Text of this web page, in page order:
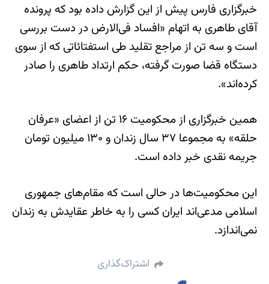
خبرگزاری فارس پيش از اين گزارش داده بود که پرونده
آقای طاهری به اتهام «افساد فی‌الارض در دست بررسی
است و سه تن از مراجع تقليد طی استفتائاتی که از سوی
دستگاه قضا صورت گرفته، حکم ارتداد طاهری را صادر
کرده‌اند».
همين خبرگزاری از محکوميت ۱۶ تن از اعضای «عرفان
حلقه» به مجموعا ۳۷ سال زندان و ۱۳۰ ميليون تومان
جريمه نقدی خبر داده است.
اين محکوميت‌ها در حالی است که مقام‌های جمهوری
اسلامی مدعی‌اند ايران کسی را به خاطر عقايدش به زندان
نمی‌اندازد.
اشتراک‌گذاری